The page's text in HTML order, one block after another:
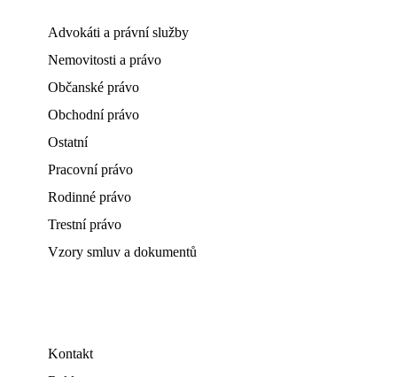
Advokáti a právní služby
Nemovitosti a právo
Občanské právo
Obchodní právo
Ostatní
Pracovní právo
Rodinné právo
Trestní právo
Vzory smluv a dokumentů
Kontakt